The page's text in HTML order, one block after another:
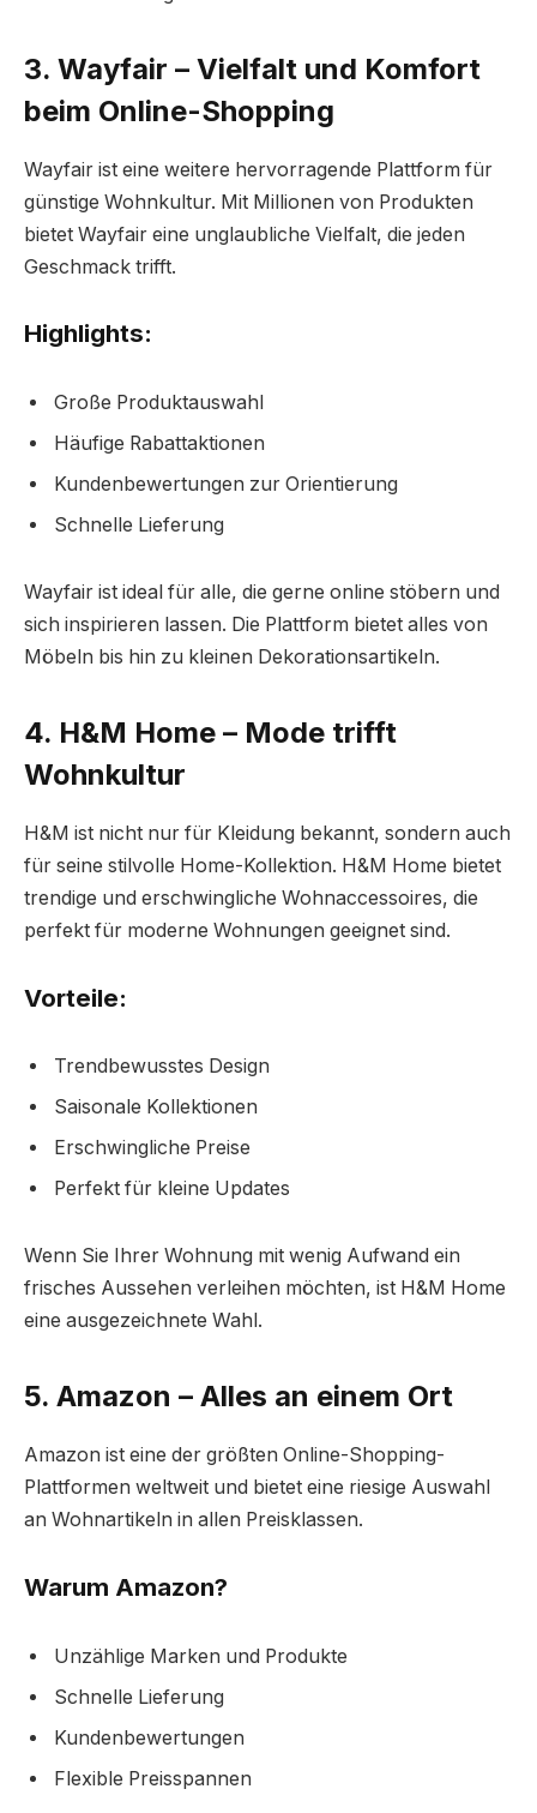
3. Wayfair – Vielfalt und Komfort
beim Online-Shopping
Wayfair ist eine weitere hervorragende Plattform für
günstige Wohnkultur. Mit Millionen von Produkten
bietet Wayfair eine unglaubliche Vielfalt, die jeden
Geschmack trifft.
Highlights:
Große Produktauswahl
Häufige Rabattaktionen
Kundenbewertungen zur Orientierung
Schnelle Lieferung
Wayfair ist ideal für alle, die gerne online stöbern und
sich inspirieren lassen. Die Plattform bietet alles von
Möbeln bis hin zu kleinen Dekorationsartikeln.
4. H&M Home – Mode trifft
Wohnkultur
H&M ist nicht nur für Kleidung bekannt, sondern auch
für seine stilvolle Home-Kollektion. H&M Home bietet
trendige und erschwingliche Wohnaccessoires, die
perfekt für moderne Wohnungen geeignet sind.
Vorteile:
Trendbewusstes Design
Saisonale Kollektionen
Erschwingliche Preise
Perfekt für kleine Updates
Wenn Sie Ihrer Wohnung mit wenig Aufwand ein
frisches Aussehen verleihen möchten, ist H&M Home
eine ausgezeichnete Wahl.
5. Amazon – Alles an einem Ort
Amazon ist eine der größten Online-Shopping-
Plattformen weltweit und bietet eine riesige Auswahl
an Wohnartikeln in allen Preisklassen.
Warum Amazon?
Unzählige Marken und Produkte
Schnelle Lieferung
Kundenbewertungen
Flexible Preisspannen